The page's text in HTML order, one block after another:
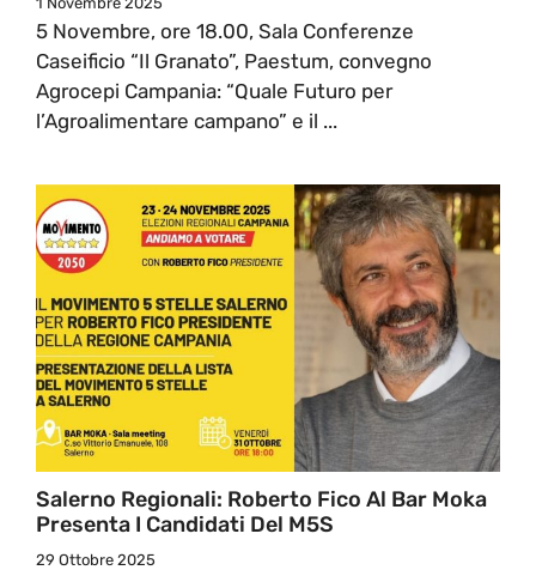
5 Novembre, ore 18.00, Sala Conferenze
Caseificio “Il Granato”, Paestum, convegno
Agrocepi Campania: “Quale Futuro per
l’Agroalimentare campano” e il ...
Salerno Regionali: Roberto Fico Al Bar Moka
Presenta I Candidati Del M5S
29 Ottobre 2025